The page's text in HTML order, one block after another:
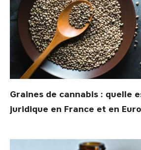
Graines de cannabis : quelle
juridique en France et en